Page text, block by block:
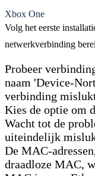
Xbox One
Volg het eerste
netwerkverbinding
Probeer
naam 'Device-
verbinding
Kies de optie om
Wacht tot de
uiteindelijk
De MAC-
draadloze MAC,